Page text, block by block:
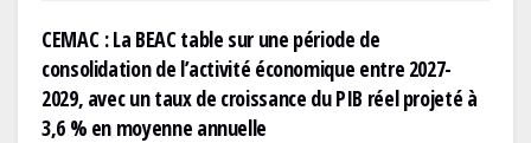
CEMAC : La BEAC table sur une période de
consolidation de l’activité économique entre 2027-
2029, avec un taux de croissance du PIB réel projeté à
3,6 % en moyenne annuelle